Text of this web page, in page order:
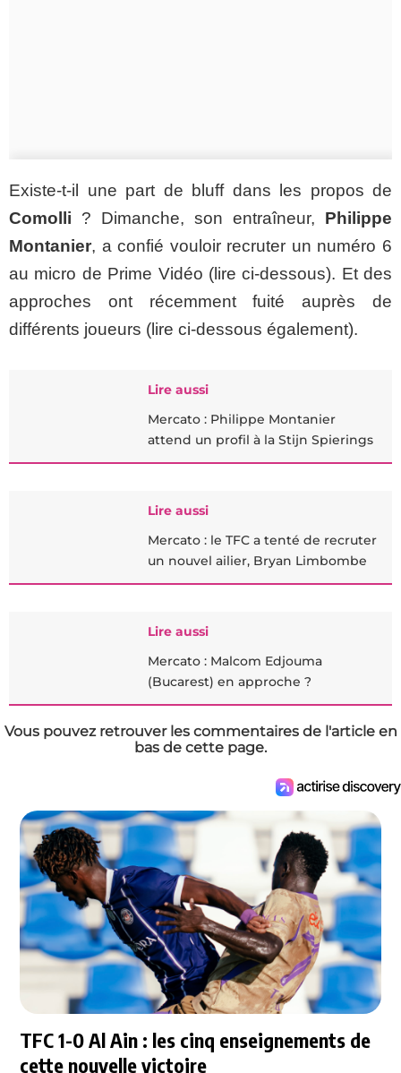
Existe-t-il une part de bluff dans les propos de
Comolli ? Dimanche, son entraîneur, Philippe
Montanier, a confié vouloir recruter un numéro 6
au micro de Prime Vidéo (lire ci-dessous). Et des
approches ont récemment fuité auprès de
différents joueurs (lire ci-dessous également).
Lire aussi
Mercato : Philippe Montanier
attend un profil à la Stijn Spierings
Lire aussi
Mercato : le TFC a tenté de recruter
un nouvel ailier, Bryan Limbombe
Lire aussi
Mercato : Malcom Edjouma
(Bucarest) en approche ?
Vous pouvez retrouver les commentaires de l'article en
bas de cette page.
TFC 1-0 Al Ain : les cinq enseignements de
cette nouvelle victoire